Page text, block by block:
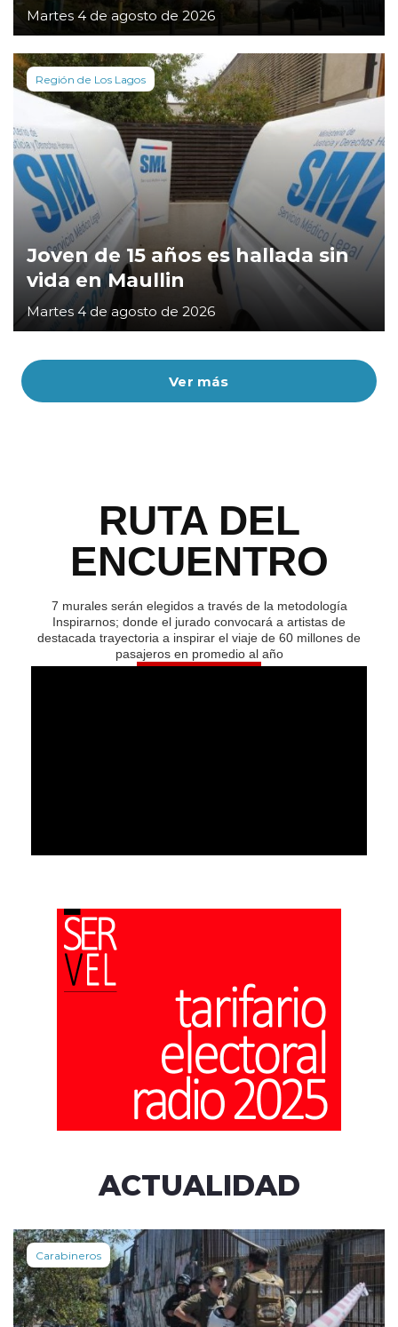
Ver más
Martes 4 de agosto de 2026
Región de Los Lagos
Joven de 15 años es hallada sin
vida en Maullin
Martes 4 de agosto de 2026
RUTA DEL
ENCUENTRO
7 murales serán elegidos a través de la metodología
Inspirarnos; donde el jurado convocará a artistas de
destacada trayectoria a inspirar el viaje de 60 millones de
pasajeros en promedio al año
ACTUALIDAD
Carabineros